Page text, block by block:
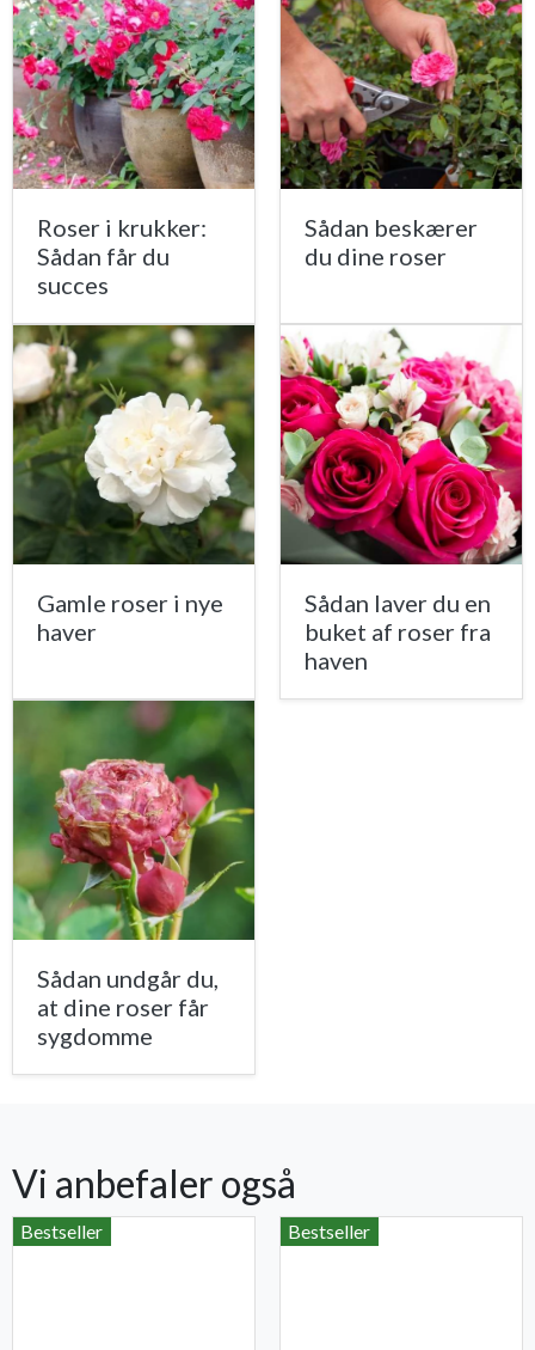
Roser i krukker:
Sådan får du
succes
Sådan beskærer
du dine roser
Gamle roser i nye
haver
Sådan laver du en
buket af roser fra
haven
Sådan undgår du,
at dine roser får
sygdomme
Vi anbefaler også
Bestseller Bestseller